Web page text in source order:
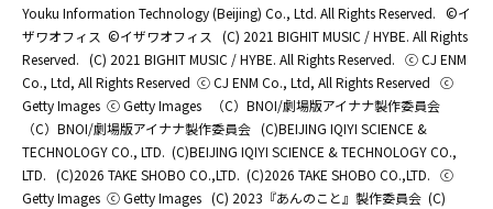
Youku Information Technology (Beijing) Co., Ltd. All Rights Reserved. ©イ
ザワオフィス ©イザワオフィス
(C) 2021 BIGHIT MUSIC / HYBE. All Rights
Reserved. (C) 2021 BIGHIT MUSIC / HYBE. All Rights Reserved. ⓒ CJ ENM
Co., Ltd, All Rights Reserved ⓒ CJ ENM Co., Ltd, All Rights Reserved ⓒ
Getty Images ⓒ Getty Images
（C）BNOI/劇場版アイナナ製作委員会
（C）BNOI/劇場版アイナナ製作委員会 (C)BEIJING IQIYI SCIENCE &
TECHNOLOGY CO., LTD. (C)BEIJING IQIYI SCIENCE & TECHNOLOGY CO.,
LTD. (C)2026 TAKE SHOBO CO.,LTD. (C)2026 TAKE SHOBO CO.,LTD. ⓒ
Getty Images ⓒ Getty Images (C) 2023『あんのこと』製作委員会 (C)